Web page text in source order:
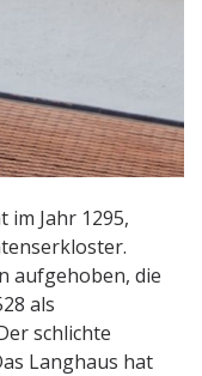
im Jahr 1295,
aufgehoben, die
als
schlichte
Langhaus hat